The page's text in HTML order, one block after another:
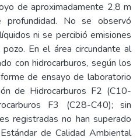
de aproximadamente 2,8 m
No se observó
ni se percibió emisiones
En el área circundante al
con hidrocarburos, según los
de ensayo de laboratorio
de Hidrocarburos F2 (C10-
F3 (C28-C40); sin
registradas no han superado
de Calidad Ambiental